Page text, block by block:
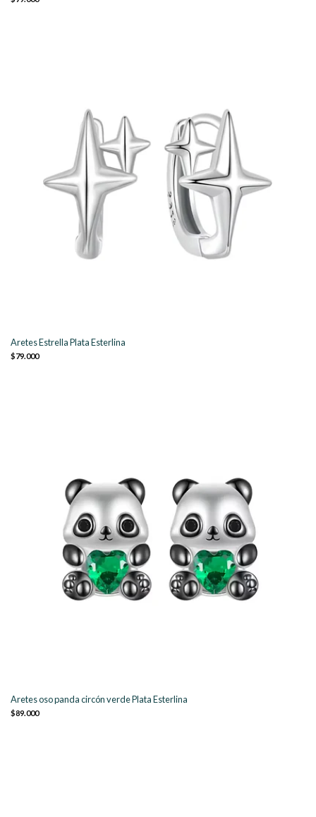
Aretes Estrella Plata Esterlina
$79.000
Aretes oso panda circón verde Plata Esterlina
$89.000